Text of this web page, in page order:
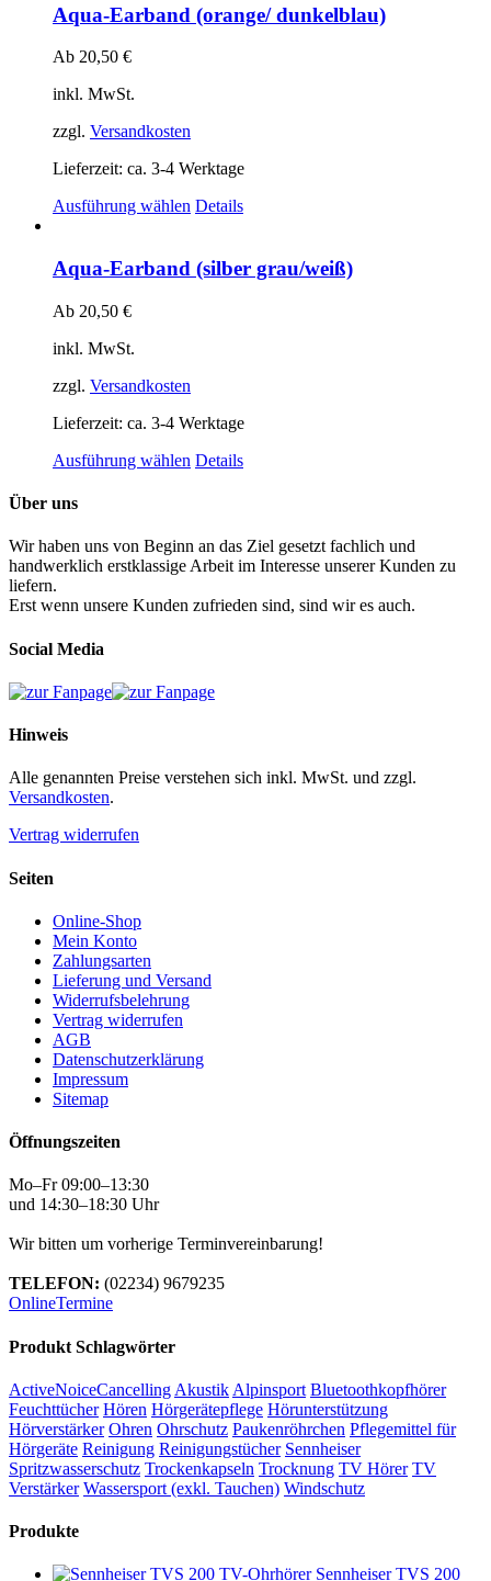
mehrere
Varianten
Produktseite
werden
Aqua-Earband (orange/ dunkelblau)
Ab 20,50 €
inkl. MwSt.
zzgl. Versandkosten
Lieferzeit: ca. 3-4 Werktage
Ausführung wählen Dieses
mehrere
Varianten
Produktseite
werden
Details
Aqua-Earband (silber grau/weiß)
Ab 20,50 €
inkl. MwSt.
zzgl. Versandkosten
Lieferzeit: ca. 3-4 Werktage
Ausführung wählen Dieses
Varianten
auf.
Die
Optionen
können
gewählt
Details
Über uns
Wir haben uns von Beginn an das Ziel gesetzt fachlich und
handwerklich erstklassige Arbeit im Interesse unserer Kunden zu
liefern.
Erst wenn unsere Kunden zufrieden sind, sind wir es auch.
Social Media
Hinweis
Alle genannten Preise verstehen sich inkl. MwSt. und zzgl.
Versandkosten.
Vertrag widerrufen
Seiten
Online-Shop
Mein Konto
Zahlungsarten
Lieferung und Versand
Widerrufsbelehrung
Vertrag widerrufen
AGB
Datenschutzerklärung
Impressum
Sitemap
Öffnungszeiten
Mo–Fr 09:00–13:30
und 14:30–18:30 Uhr
Wir bitten um vorherige Terminvereinbarung!
TELEFON: (02234) 9679235
OnlineTermine
Produkt Schlagwörter
ActiveNoiceCancelling Akustik Alpinsport Bluetoothkopfhörer
Feuchttücher Hören Hörgerätepflege Hörunterstützung
Hörverstärker Ohren Ohrschutz Paukenröhrchen Pflegemittel für
Hörgeräte Reinigung Reinigungstücher Sennheiser
Spritzwasserschutz Trockenkapseln Trocknung TV Hörer TV
Verstärker Wassersport (exkl. Tauchen) Windschutz
Produkte
Sennheiser TVS 200